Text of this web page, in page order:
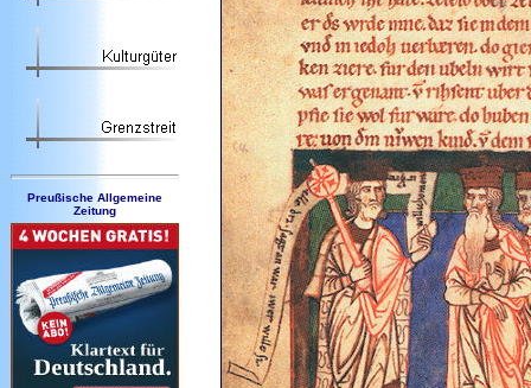
Preußische Allgemeine
Zeitung